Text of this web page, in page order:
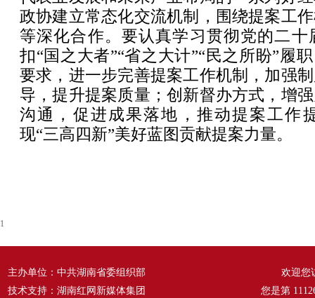
政协建立常态化交流机制，围绕提案工
等深化合作。要认真学习贯彻党的二十
扣“国之大者”“省之大计”“民之所盼”履
要求，进一步完善提案工作机制，加强
导，提升提案质量；创新督办方式，增
沟通，促进成果落地，推动提案工作
现“三高四新”美好蓝图贡献提案力量。
1
主办单位：中共湖南省委组织部
技术支持：湖南红网新媒体集团
欢迎您
您是第